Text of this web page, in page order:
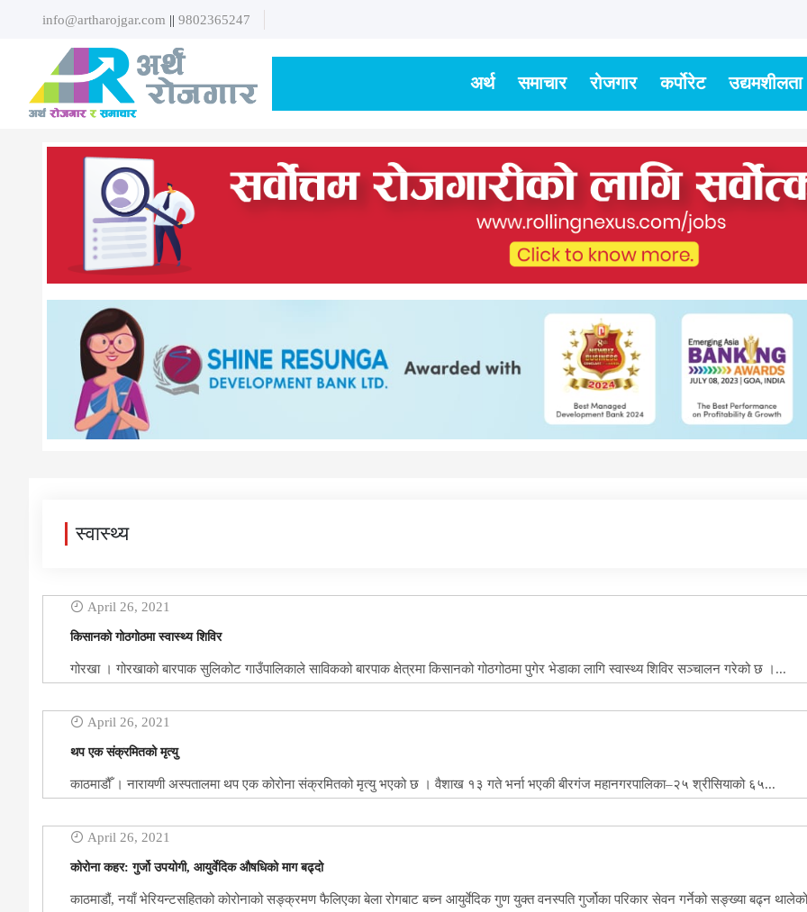
info@artharojgar.com || 9802365247
अर्थ समाचार रोजगार कर्पोरेट उद्यमशीलता
स्वास्थ्य
April 26, 2021
किसानको गोठगोठमा स्वास्थ्य शिविर
गोरखा । गोरखाको बारपाक सुलिकोट गाउँपालिकाले साविकको बारपाक क्षेत्रमा किसानको गोठगोठमा पुगेर भेडाका लागि स्वास्थ्य शिविर सञ्चालन गरेको छ ।...
April 26, 2021
थप एक संक्रमितको मृत्यु
काठमाडौँ । नारायणी अस्पतालमा थप एक कोरोना संक्रमितको मृत्यु भएको छ । वैशाख १३ गते भर्ना भएकी बीरगंज महानगरपालिका–२५ श्रीसियाको ६५...
April 26, 2021
कोरोना कहर: गुर्जो उपयोगी, आयुर्वेदिक औषधिको माग बढ्दो
काठमाडौं, नयाँ भेरियन्टसहितको कोरोनाको सङ्क्रमण फैलिएका बेला रोगबाट बच्न आयुर्वेदिक गुण युक्त वनस्पति गुर्जोका परिकार सेवन गर्नेको सङ्ख्या बढ्न